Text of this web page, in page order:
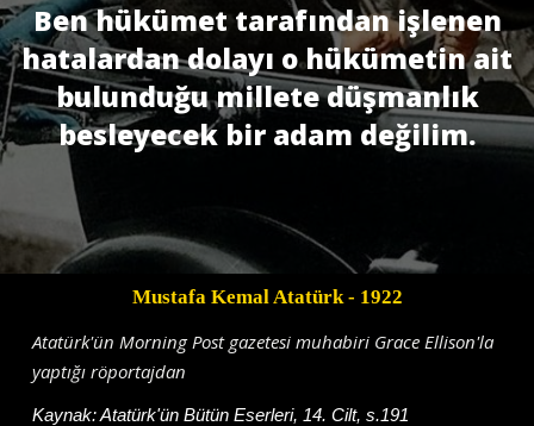
Ben hükümet tarafından işlenen
hatalardan dolayı o hükümetin ait
bulunduğu millete düşmanlık
besleyecek bir adam değilim.
Mustafa Kemal Atatürk- 1922
Atatürk'ün Morning Post gazetesi muhabiri Grace Ellison'la
yaptığı röportajdan
Kaynak:Atatürk'ün Bütün Eserleri, 14. Cilt, s.191